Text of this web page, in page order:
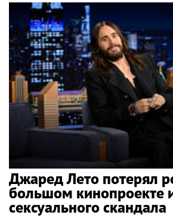
Джаред Лето потерял
большом кинопроекте
сексуального скандала